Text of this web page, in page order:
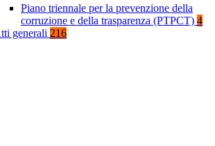
Piano triennale per la prevenzione della
corruzione e della trasparenza (PTPCT) 4
generali 216